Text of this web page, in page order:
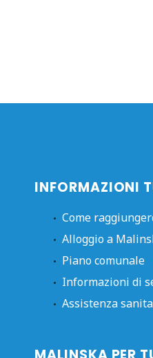
INFORMAZIONI
Come
Alloggio a
Piano comunale
Informazioni di
Assistenza